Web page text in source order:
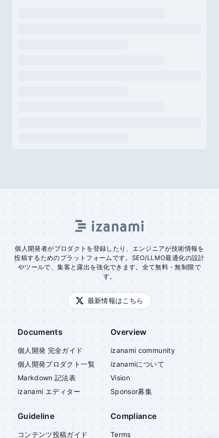
個人開発者がプロダクトを登録したり、エンジニアが技術情報を
投稿するためのプラットフォームです。SEO/LLMO最適化の設計
やツールで、集客と露出を強化できます。全て無料・無制限で
す。
最新情報はこちら
Documents
個人開発 完全ガイド
個人開発プロダクト一覧
Markdown 記法表
izanami エディター
Overview
izanami community
izanamiについて
Vision
Sponsor募集
Guideline
コンテンツ投稿ガイド
Compliance
Terms